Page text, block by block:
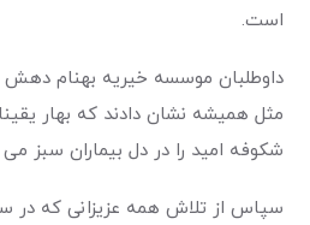
است.
داوطلبان موسسه خیریه بهنام دهش
مثل همیشه نشان دادند که بهار
شکوفه امید را در دل بیماران سبز می